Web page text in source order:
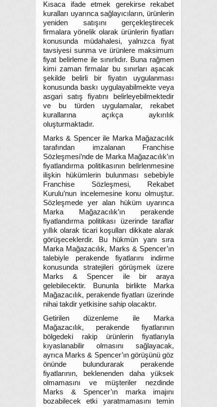
Kısaca ifade etmek gerekirse rekabet
kuralları uyarınca sağlayıcıların, ürünlerin
yeniden satışını gerçekleştirecek
firmalara yönelik olarak ürünlerin fiyatları
konusunda müdahalesi, yalnızca fiyat
tavsiyesi sunma ve ürünlere maksimum
fiyat belirleme ile sınırlıdır. Buna rağmen
kimi zaman firmalar bu sınırları aşacak
şekilde belirli bir fiyatın uygulanması
konusunda baskı uygulayabilmekte veya
asgari satış fiyatını belirleyebilmektedir
ve bu türden uygulamalar, rekabet
kurallarına açıkça aykırılık
oluşturmaktadır.
Marks & Spencer ile Marka Mağazacılık
tarafından imzalanan Franchise
Sözleşmesi’nde de Marka Mağazacılık’ın
fiyatlandırma politikasının belirlenmesine
ilişkin hükümlerin bulunması sebebiyle
Franchise Sözleşmesi, Rekabet
Kurulu’nun incelemesine konu olmuştur.
Sözleşmede yer alan hüküm uyarınca
Marka Mağazacılık’ın perakende
fiyatlandırma politikası üzerinde taraflar
yıllık olarak ticari koşulları dikkate alarak
görüşeceklerdir. Bu hükmün yanı sıra
Marka Mağazacılık, Marks & Spencer’ın
talebiyle perakende fiyatlarını indirme
konusunda stratejileri görüşmek üzere
Marks & Spencer ile bir araya
gelebilecektir. Bununla birlikte Marka
Mağazacılık, perakende fiyatları üzerinde
nihai takdir yetkisine sahip olacaktır.
Getirilen düzenleme ile Marka
Mağazacılık, perakende fiyatlarının
bölgedeki rakip ürünlerin fiyatlarıyla
kıyaslanabilir olmasını sağlayacak,
ayrıca Marks & Spencer’ın görüşünü göz
önünde bulundurarak perakende
fiyatlarının, beklenenden daha yüksek
olmamasını ve müşteriler nezdinde
Marks & Spencer’ın marka imajını
bozabilecek etki yaratmamasını temin